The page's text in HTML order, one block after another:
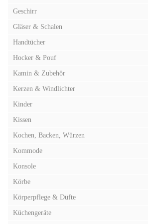
Geschirr
Gläser & Schalen
Handtücher
Hocker & Pouf
Kamin & Zubehör
Kerzen & Windlichter
Kinder
Kissen
Kochen, Backen, Würzen
Kommode
Konsole
Körbe
Körperpflege & Düfte
Küchengeräte